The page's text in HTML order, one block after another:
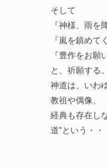
そして
『神様、雨を
『嵐を鎮めて
『豊作をお願
と、祈願する。
神道は、いわ
教祖や偶像、
経典も存在し
道”という・・